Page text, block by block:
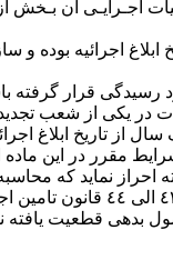
اجـرایـی آن
ابلاغ اجرائیه
رسیدگی قرار
در یکی از شعب
یک سال از تاریخ
مقرر در این ماده
احراز نماید که